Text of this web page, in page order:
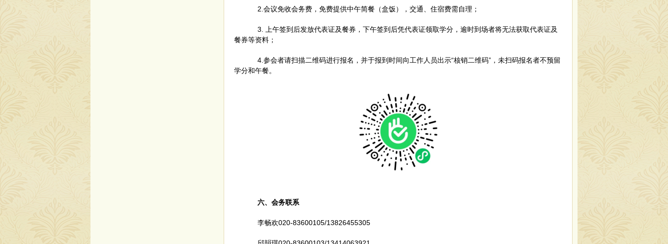
2.会议免收会务费，免费提供中午简餐（盒饭），交通、住宿费需自理；
3. 上午签到后发放代表证及餐券，下午签到后凭代表证领取学分，逾时到场者将无法获取代表证及
餐券等资料；
4.参会者请扫描二维码进行报名，并于报到时间向工作人员出示“核销二维码”，未扫码报名者不预留
学分和午餐。
六、会务联系
李畅欢020-83600105/13826455305